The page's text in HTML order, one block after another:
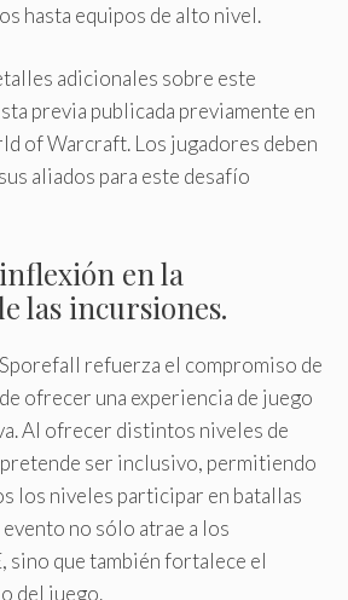
hasta equipos de alto nivel.
adicionales sobre este
previa publicada previamente en
of Warcraft. Los jugadores deben
aliados para este desafío
en la
las incursiones.
refuerza el compromiso de
ofrecer una experiencia de juego
Al ofrecer distintos niveles de
ser inclusivo, permitiendo
los niveles participar en batallas
no sólo atrae a los
sino que también fortalece el
del juego.